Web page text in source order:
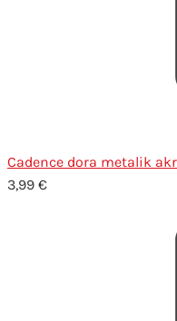
Cadence dora metalik
3,99 €